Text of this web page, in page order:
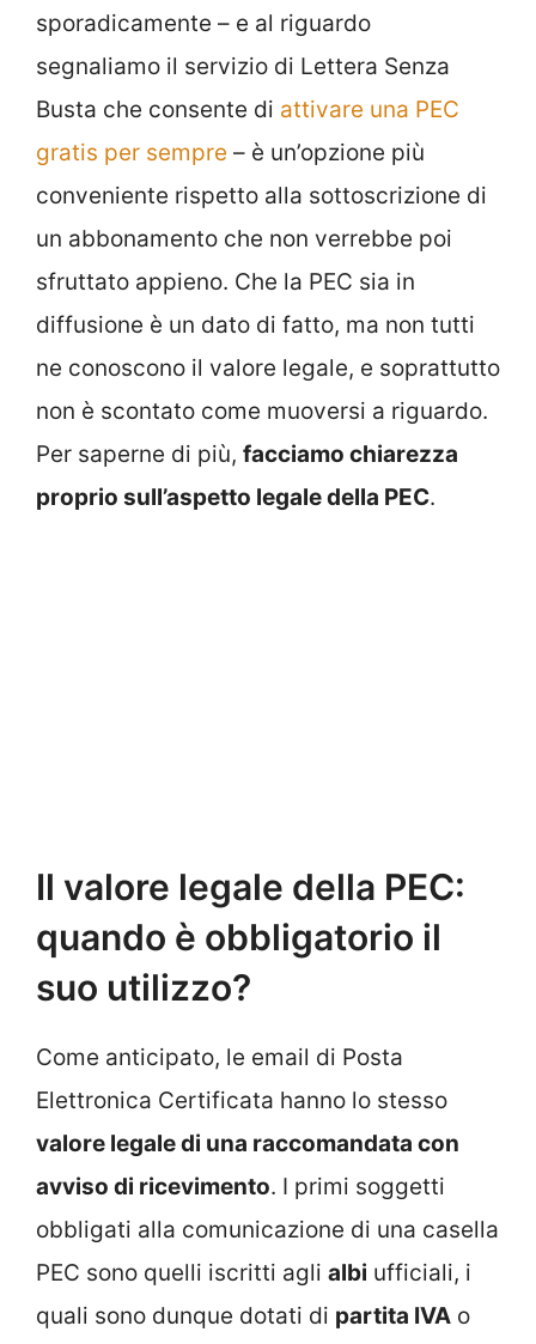
sporadicamente – e al riguardo
segnaliamo il servizio di Lettera Senza
Busta che consente di attivare una PEC
gratis per sempre – è un’opzione più
conveniente rispetto alla sottoscrizione di
un abbonamento che non verrebbe poi
sfruttato appieno. Che la PEC sia in
diffusione è un dato di fatto, ma non tutti
ne conoscono il valore legale, e soprattutto
non è scontato come muoversi a riguardo.
Per saperne di più, facciamo chiarezza
proprio sull’aspetto legale della PEC.
Il valore legale della PEC:
quando è obbligatorio il
suo utilizzo?
Come anticipato, le email di Posta
Elettronica Certificata hanno lo stesso
valore legale di una raccomandata con
avviso di ricevimento. I primi soggetti
obbligati alla comunicazione di una casella
PEC sono quelli iscritti agli albi ufficiali, i
quali sono dunque dotati di partita IVA o